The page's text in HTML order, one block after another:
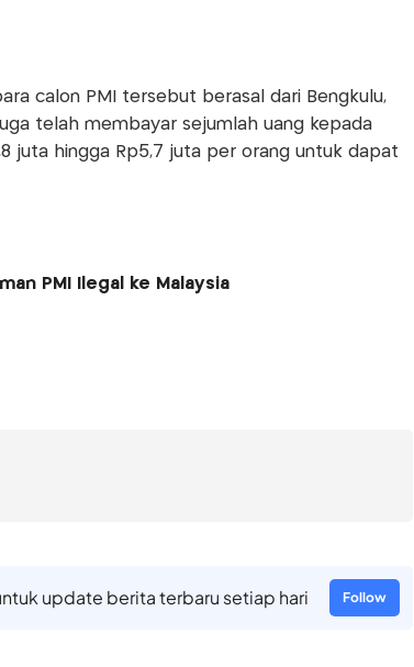
calon PMI tersebut berasal dari Bengkulu,
telah membayar sejumlah uang kepada
juta hingga Rp5,7 juta per orang untuk dapat
PMI Ilegal ke Malaysia
update berita terbaru setiap hari Follow